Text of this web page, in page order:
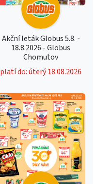
Akční leták Globus 5.8. -
18.8.2026 - Globus
Chomutov
platí do: úterý 18.08.2026